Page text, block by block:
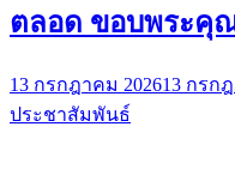
ตลอด ขอบพระคุ
13 กรกฎาคม 202613 กรก
ประชาสัมพันธ์